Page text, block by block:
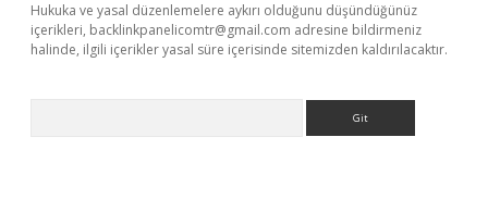
Hukuka ve yasal düzenlemelere aykırı olduğunu düşündüğünüz
içerikleri, backlinkpanelicomtr@gmail.com adresine bildirmeniz
halinde, ilgili içerikler yasal süre içerisinde sitemizden kaldırılacaktır.